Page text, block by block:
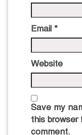
Email *
Website
Save my
this
comment.